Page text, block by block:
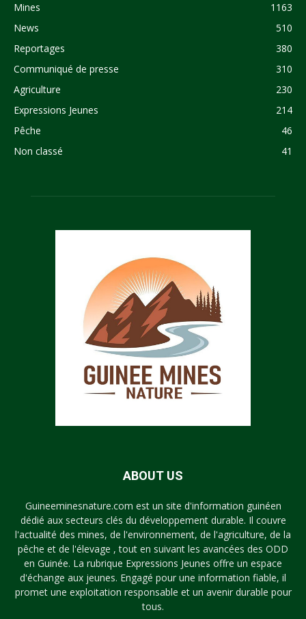
Mines
1163
News
510
Reportages
380
Communiqué de presse
310
Agriculture
230
Expressions Jeunes
214
Pêche
46
Non classé
41
ABOUT US
Guineeminesnature.com est un site d'information guinéen
dédié aux secteurs clés du développement durable. Il couvre
l'actualité des mines, de l'environnement, de l'agriculture, de la
pêche et de l'élevage , tout en suivant les avancées des ODD
en Guinée. La rubrique Expressions Jeunes offre un espace
d'échange aux jeunes. Engagé pour une information fiable, il
promet une exploitation responsable et un avenir durable pour
tous.